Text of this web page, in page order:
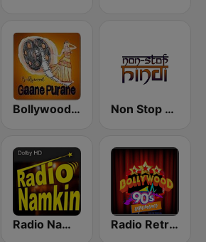
Bollywood Gaane Purane Non Stop Hindi
Radio Namkin Radio Retro Bollywood 90s